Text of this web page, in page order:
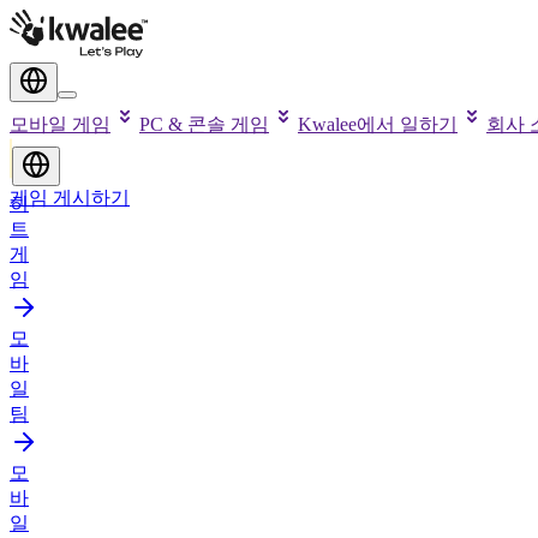
모바일 게임 PC & 콘솔 게임 Kwalee에서 일하기 회사
게임 게시하기
히
트
게
임
모
바
일
팀
모
바
일